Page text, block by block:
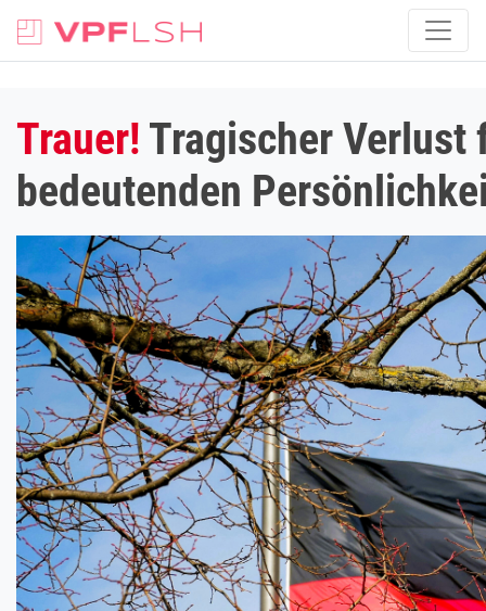
Trauer! Tragischer Verlust
bedeutenden